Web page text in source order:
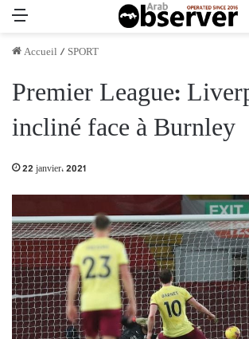
Accueil /SPORT
Premier League:
incliné face à Burnley
22 janvier، 2021